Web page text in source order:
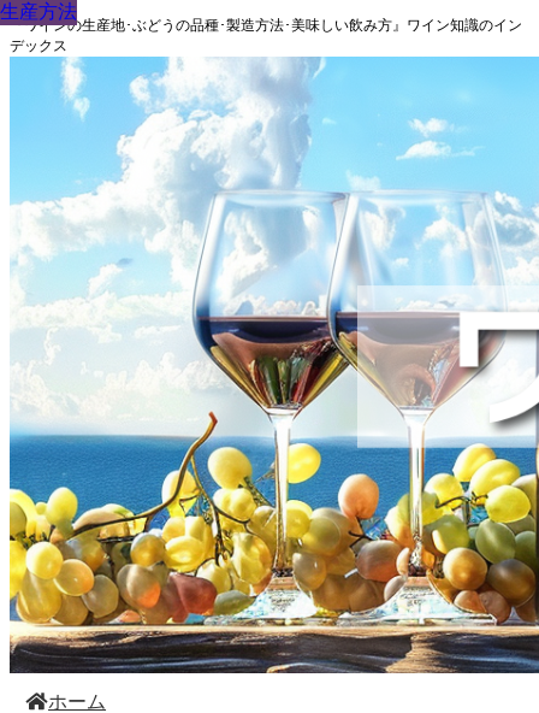
『ワインの生産地･ぶどうの品種･製造方法･美味しい飲み方』ワイン知識のイン
デックス
ホーム
生産方法
生産方法
生産方法
生産方法
生産方法
生産方法
生産方法
生産方法
生産方法